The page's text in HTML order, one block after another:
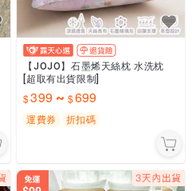
【JOJO】石墨烯天絲枕 水洗枕
[超取有出貨限制]
399~ 699
運費券 折扣碼